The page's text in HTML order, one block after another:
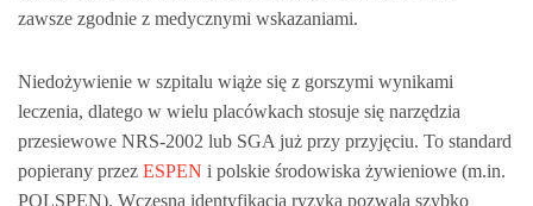
zawsze zgodnie z medycznymi wskazaniami.
Niedożywienie w szpitalu wiąże się z gorszymi wynikami
leczenia, dlatego w wielu placówkach stosuje się narzędzia
przesiewowe NRS‑2002 lub SGA już przy przyjęciu. To standard
popierany przez ESPEN i polskie środowiska żywieniowe (m.in.
POLSPEN). Wczesna identyfikacja ryzyka pozwala szybko